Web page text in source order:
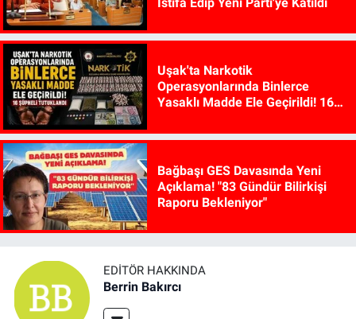
Uşak'ta Narkotik
Operasyonlarında Binlerce
Yasaklı Madde Ele Geçirildi! 16
Bağbaşı GES Davasında Yeni
Açıklama! "83 Gündür Bilirkişi
Raporu Bekleniyor"
EDITÖR HAKKINDA
Berrin Bakırcı